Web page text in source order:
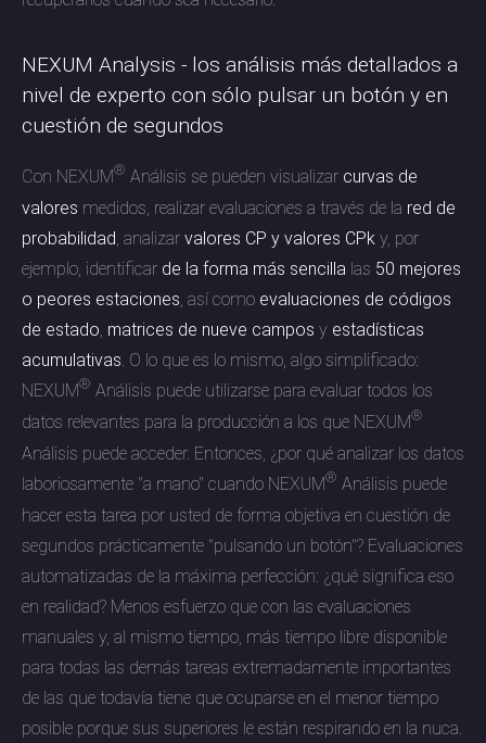
NEXUM Analysis - los análisis más detallados a
nivel de experto con sólo pulsar un botón y en
cuestión de segundos
Con NEXUM® Análisis se pueden visualizar curvas de
valores medidos, realizar evaluaciones a través de la red de
probabilidad , analizar valores CP y valores CPk y, por
ejemplo, identificar de la forma más sencilla las 50 mejores
o peores estaciones , así como evaluaciones de códigos
de estado matrices de nueve campos y estadísticas
acumulativas . O lo que es lo mismo, algo simplificado:
NEXUM® Análisis puede utilizarse para evaluar todos los
datos relevantes para la producción a los que NEXUM®
Análisis puede acceder. Entonces, ¿por qué analizar los datos
laboriosamente "a mano" cuando NEXUM® Análisis puede
hacer esta tarea por usted de forma objetiva en cuestión de
segundos prácticamente "pulsando un botón"? Evaluaciones
automatizadas de la máxima perfección: ¿qué significa eso
en realidad? Menos esfuerzo que con las evaluaciones
manuales y, al mismo tiempo, más tiempo libre disponible
para todas las demás tareas extremadamente importantes
de las que todavía tiene que ocuparse en el menor tiempo
posible porque sus superiores le están respirando en la nuca.